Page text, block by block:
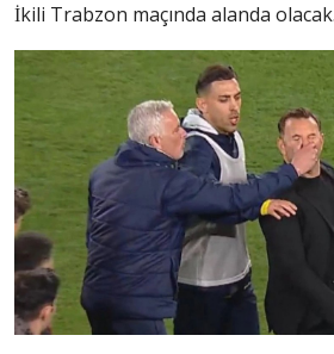
İkili Trabzon maçında alanda olacak.